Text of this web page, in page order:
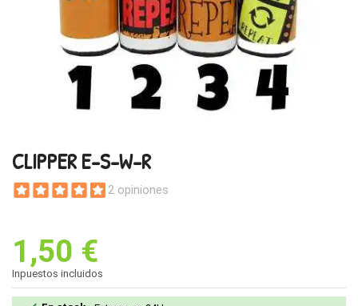
CLIPPER E-S-W-R
2 opiniones
1,50 €
Inpuestos incluidos